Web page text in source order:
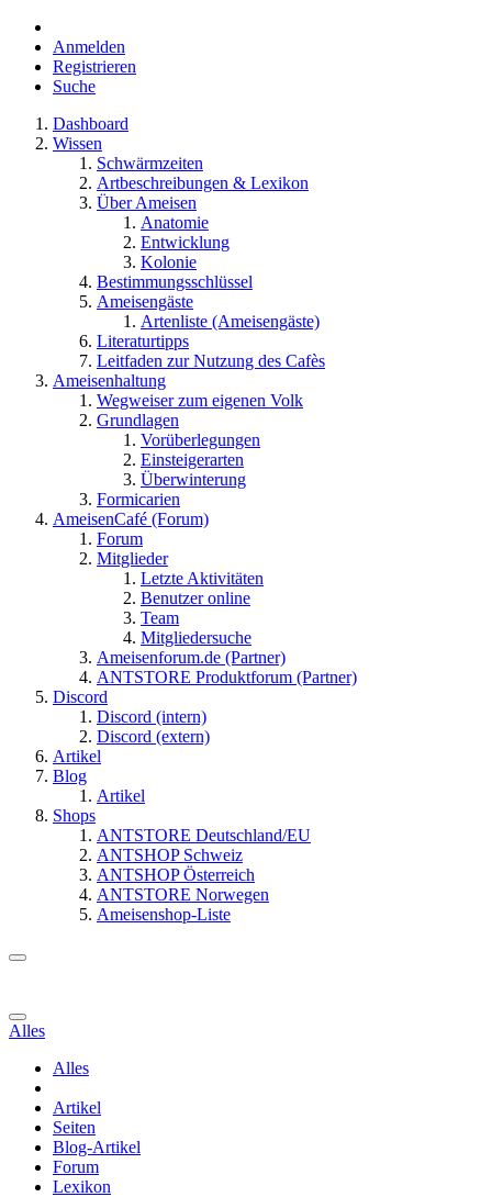
Anmelden
Registrieren
Suche
Dashboard
Wissen
Schwärmzeiten
Artbeschreibungen & Lexikon
Über Ameisen
Anatomie
Entwicklung
Kolonie
Bestimmungsschlüssel
Ameisengäste
Artenliste (Ameisengäste)
Literaturtipps
Leitfaden zur Nutzung des Cafès
Ameisenhaltung
Wegweiser zum eigenen Volk
Grundlagen
Vorüberlegungen
Einsteigerarten
Überwinterung
Formicarien
AmeisenCafé (Forum)
Forum
Mitglieder
Letzte Aktivitäten
Benutzer online
Team
Mitgliedersuche
Ameisenforum.de (Partner)
ANTSTORE Produktforum (Partner)
Discord
Discord (intern)
Discord (extern)
Artikel
Blog
Artikel
Shops
ANTSTORE Deutschland/EU
ANTSHOP Schweiz
ANTSHOP Österreich
ANTSTORE Norwegen
Ameisenshop-Liste
Alles
Alles
Artikel
Seiten
Blog-Artikel
Forum
Lexikon